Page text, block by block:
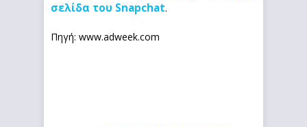
σελίδα του Snapchat.
Πηγή: www.adweek.com